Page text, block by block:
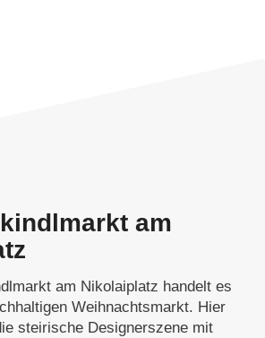
am
am Nikolaiplatz handelt es
Weihnachtsmarkt. Hier
steirische Designerszene mit